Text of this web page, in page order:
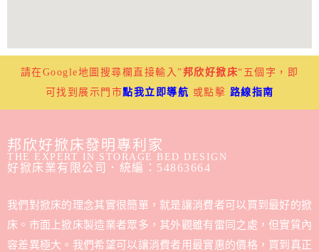
請在Google地圖搜尋欄直接輸入”邦欣好掀床“五個字，即
可找到展示門市點我立即導航 或點擊 路線指南
邦欣好掀床發明專利家
THE EXPERT IN STORAGE BED DESIGN
好掀床業有限公司．統編：54863664
我們對掀床的理念其實很簡單，就是讓消費者可以買到最好的掀
床。市面上掀床製造業者眾多，其外觀雖有雷同之處，但實質內
容差異極大。我們希望可以讓消費者用最實惠的價格，買到真正